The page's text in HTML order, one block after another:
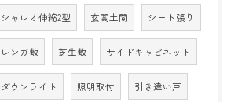
シャレオ伸縮2型 玄関土間 シート張り
レンガ敷 芝生敷 サイドキャビネット
ダウンライト 照明取付 引き違い戸